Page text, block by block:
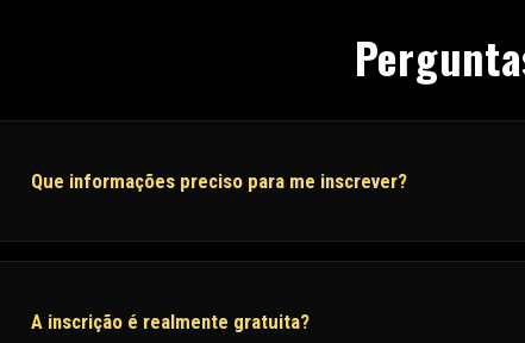
Que informações preciso para me inscrever?
A inscrição é realmente gratuita?